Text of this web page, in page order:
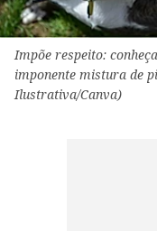
Impõe respeito:
imponente mistura de
Ilustrativa/Canva)